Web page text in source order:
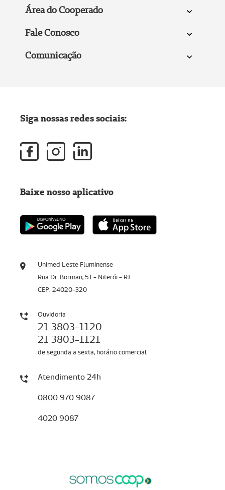
Área do Cooperado
Fale Conosco
Comunicação
Unimed Leste Fluminense
Rua Dr. Borman, 51 - Niterói - RJ
CEP: 24020-320
Ouvidoria
21 3803-1120
21 3803-1121
de segunda a sexta, horário comercial
Atendimento 24h
0800 970 9087
4020 9087
Siga nossas redes sociais:
Baixe nosso aplicativo